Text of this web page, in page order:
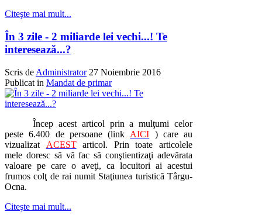
Citeşte mai mult...
În 3 zile - 2 miliarde lei vechi...! Te
interesează...?
Scris de Administrator 27 Noiembrie 2016
Publicat in Mandat de primar
Încep acest articol prin a mulţumi celor
peste 6.400 de persoane (link AICI ) care au
vizualizat ACESTarticol. Prin toate articolele
mele doresc să vă fac să conştientizaţi adevărata
valoare pe care o aveţi, ca locuitori ai acestui
frumos colţ de rai numit Staţiunea turistică Târgu-
Ocna.
Citeşte mai mult...